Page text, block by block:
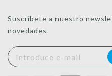
Suscríbete a nuestro
novedades